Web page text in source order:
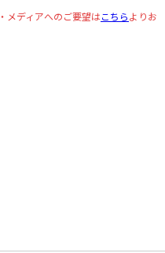
メディアへのご要望はこちらよりお